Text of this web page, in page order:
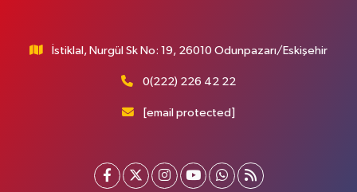
İstiklal, Nurgül Sk No: 19, 26010 Odunpazarı/Eskişehir
0(222) 226 42 22
[email protected]